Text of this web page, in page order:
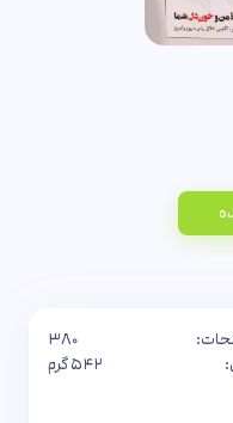
۳۸۰
۵۴۲ گرم